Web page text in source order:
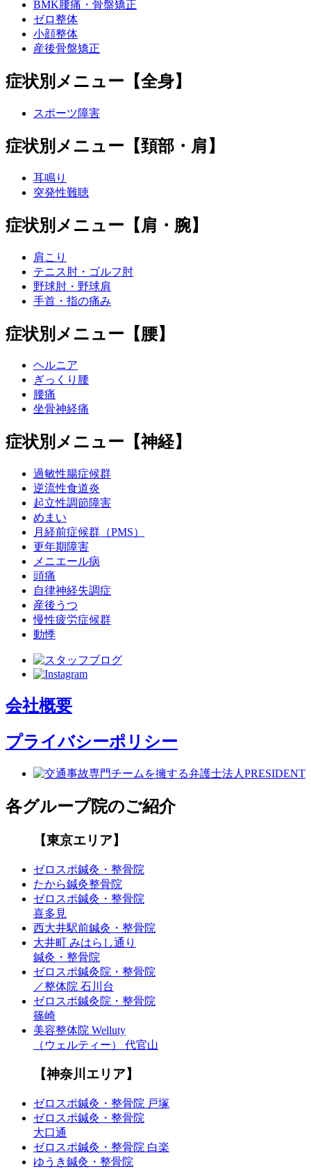
BMK腰痛・骨盤矯正
ゼロ整体
小顔整体
産後骨盤矯正
症状別メニュー【全身】
スポーツ障害
症状別メニュー【頚部・肩】
耳鳴り
突発性難聴
症状別メニュー【肩・腕】
肩こり
テニス肘・ゴルフ肘
野球肘・野球肩
手首・指の痛み
症状別メニュー【腰】
ヘルニア
ぎっくり腰
腰痛
坐骨神経痛
症状別メニュー【神経】
過敏性腸症候群
逆流性食道炎
起立性調節障害
めまい
月経前症候群（PMS）
更年期障害
メニエール病
頭痛
自律神経失調症
産後うつ
慢性疲労症候群
動悸
会社概要
プライバシーポリシー
各グループ院のご紹介
【東京エリア】
ゼロスポ鍼灸・整骨院
たから鍼灸整骨院
ゼロスポ鍼灸・整骨院
喜多見
西大井駅前鍼灸・整骨院
大井町 みはらし通り
鍼灸・整骨院
ゼロスポ鍼灸院・整骨院
／整体院 石川台
ゼロスポ鍼灸院・整骨院
篠崎
美容整体院 Welluty
（ウェルティー） 代官山
【神奈川エリア】
ゼロスポ鍼灸・整骨院 戸塚
ゼロスポ鍼灸・整骨院
大口通
ゼロスポ鍼灸・整骨院 白楽
ゆうき鍼灸・整骨院